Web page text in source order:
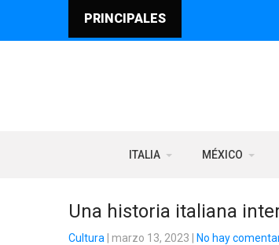
PRINCIPALES
ITALIA MÉXICO
Una historia italiana
Cultura | marzo 13, 2023 No hay